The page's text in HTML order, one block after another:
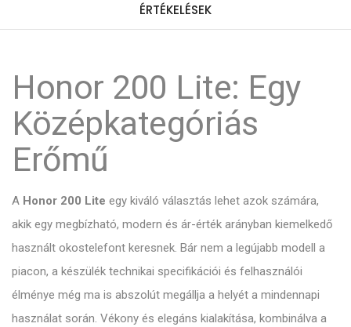
ÉRTÉKELÉSEK
Honor 200 Lite: Egy
Középkategóriás
Erőmű
A Honor 200 Lite egy kiváló választás lehet azok számára,
akik egy megbízható, modern és ár-érték arányban kiemelkedő
használt okostelefont keresnek. Bár nem a legújabb modell a
piacon, a készülék technikai specifikációi és felhasználói
élménye még ma is abszolút megállja a helyét a mindennapi
használat során. Vékony és elegáns kialakítása, kombinálva a